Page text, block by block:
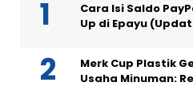
Cara Isi Saldo
Up di Epayu
Merk Cup Plastik
Usaha Minuman: